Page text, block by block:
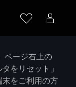
ページ右上の
をリセット」
をご利用の方